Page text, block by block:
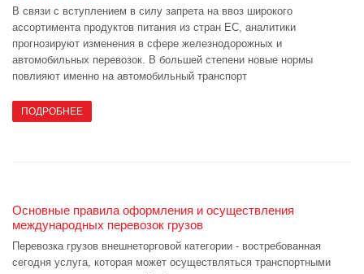
В связи с вступлением в силу запрета на ввоз широкого
ассортимента продуктов питания из стран ЕС, аналитики
прогнозируют изменения в сфере железнодорожных и
автомобильных перевозок. В большей степени новые нормы
повлияют именно на автомобильный транспорт
ПОДРОБНЕЕ
Основные правила оформления и осуществления
международных перевозок грузов
Перевозка грузов внешнеторговой категории - востребованная
сегодня услуга, которая может осуществляться транспортными